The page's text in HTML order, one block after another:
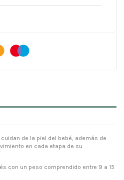
de la piel del bebé, además de
en cada etapa de su
con un peso comprendido entre 9 a 15